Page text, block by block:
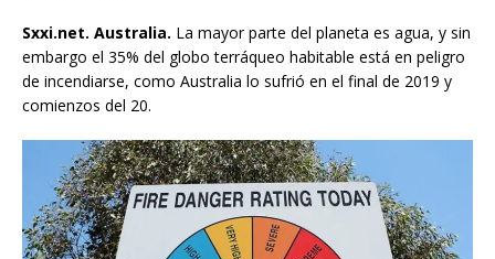
Sxxi.net. Australia. La mayor parte del planeta es agua, y sin
embargo el 35% del globo terráqueo habitable está en peligro
de incendiarse, como Australia lo sufrió en el final de 2019 y
comienzos del 20.